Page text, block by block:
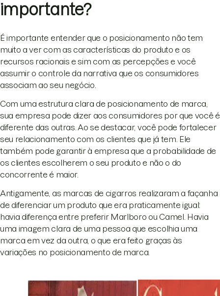
importante?
É importante entender que o posicionamento não tem
muito a ver com as características do produto e os
recursos racionais e sim com as percepções e você
assumir o controle da narrativa que os consumidores
associam ao seu negócio.
Com uma estrutura clara de posicionamento de marca,
sua empresa pode dizer aos consumidores por que você é
diferente das outras. Ao se destacar, você pode fortalecer
seu relacionamento com os clientes que já tem. Ele
também pode garantir à empresa que a probabilidade de
os clientes escolherem o seu produto e não o do
concorrente é maior.
Antigamente, as marcas de cigarros realizaram a façanha
de diferenciar um produto que era praticamente igual:
havia diferença entre preferir Marlboro ou Camel. Havia
uma imagem clara de uma pessoa que escolhia uma
marca em vez da outra, o que era feito graças às
variações no posicionamento de marca.